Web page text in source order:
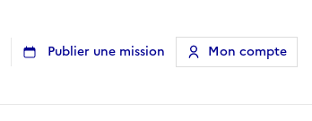
Publier une mission Mon compte